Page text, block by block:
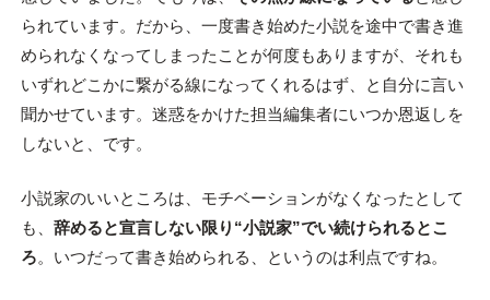
られています。だから、一度書き始めた小説を途中で書き進
められなくなってしまったことが何度もありますが、それも
いずれどこかに繋がる線になってくれるはず、と自分に言い
聞かせています。迷惑をかけた担当編集者にいつか恩返しを
しないと、です。
小説家のいいところは、モチベーションがなくなったとして
も、 辞めると宣言しない限り“小説家”でい続けられるとこ
ろ。いつだって書き始められる、というのは利点ですね。